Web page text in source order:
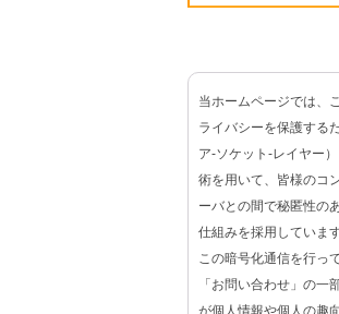
当ホームページでは、
ライバシーを保護する
ア-ソケット-レイヤー
術を用いて、皆様のコ
ーバとの間で秘匿性の
仕組みを採用しています
この暗号化通信を行っ
「お問い合わせ」の一
が個人情報や個人の趣